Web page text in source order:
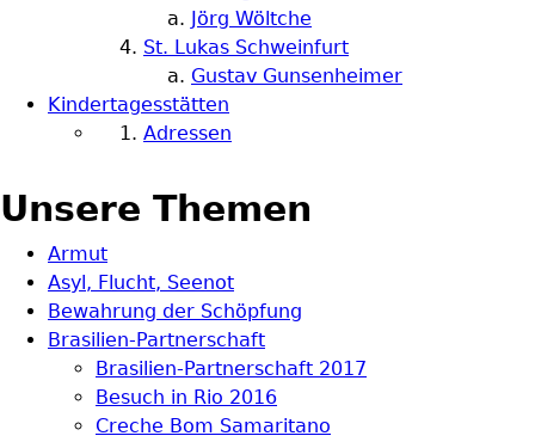
Jörg Wöltche
St. Lukas Schweinfurt
Gustav Gunsenheimer
Kindertagesstätten
Adressen
Unsere Themen
Armut
Asyl, Flucht, Seenot
Bewahrung der Schöpfung
Brasilien-Partnerschaft
Brasilien-Partnerschaft 2017
Besuch in Rio 2016
Creche Bom Samaritano